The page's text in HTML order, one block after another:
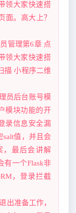
领大家快速搭
面。高大上？
管理第6章 点
领大家快速搭
描 小程序二维
员后台账号模
模块功能的开
录信息安全漏
salt值，并且会
，最后会讲解
有一个Flask非
，登录拦截
出准备工作，